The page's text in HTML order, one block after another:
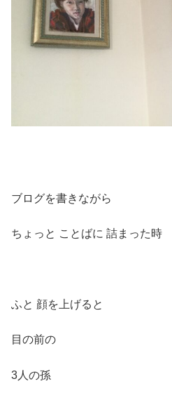
ブログを書きながら
ちょっと ことばに 詰まった時
ふと 顔を上げると
目の前の
3人の孫